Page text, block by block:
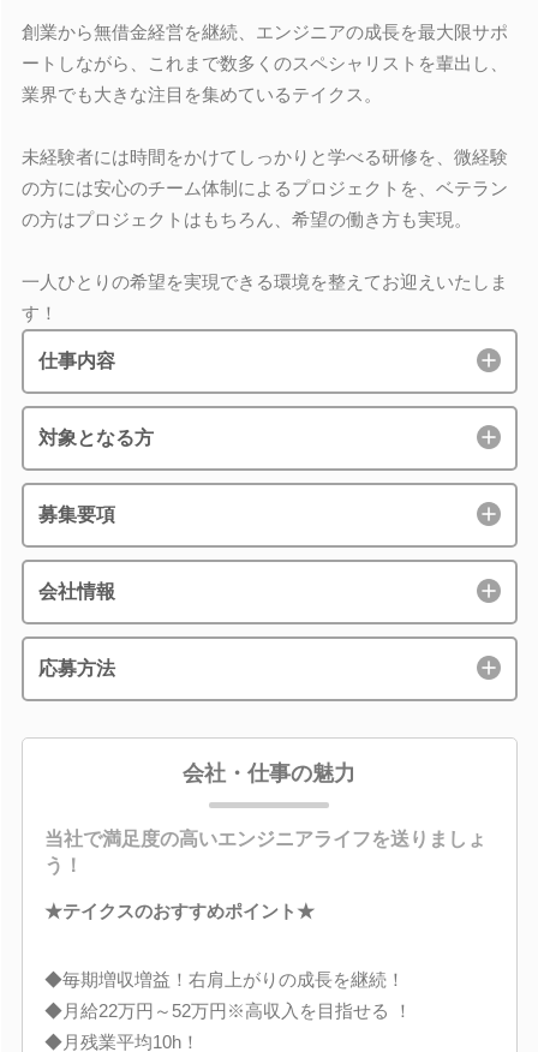
創業から無借金経営を継続、エンジニアの成長を最大限サポ
ートしながら、これまで数多くのスペシャリストを輩出し、
業界でも大きな注目を集めているテイクス。
未経験者には時間をかけてしっかりと学べる研修を、微経験
の方には安心のチーム体制によるプロジェクトを、ベテラン
の方はプロジェクトはもちろん、希望の働き方も実現。
一人ひとりの希望を実現できる環境を整えてお迎えいたしま
す！
仕事内容
対象となる方
募集要項
会社情報
応募方法
会社・仕事の魅力
当社で満足度の高いエンジニアライフを送りましょ
う！
★テイクスのおすすめポイント★
◆毎期増収増益！右肩上がりの成長を継続！
◆月給22万円～52万円※高収入を目指せる ！
◆月残業平均10h！